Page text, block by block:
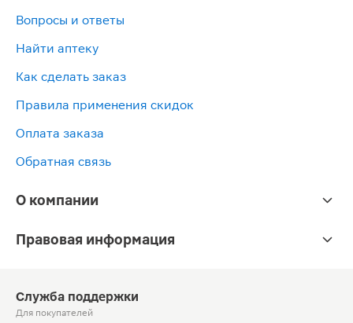
Вопросы и ответы
Найти аптеку
Как сделать заказ
Правила применения скидок
Оплата заказа
Обратная связь
О компании
Правовая информация
Служба поддержки
Для покупателей